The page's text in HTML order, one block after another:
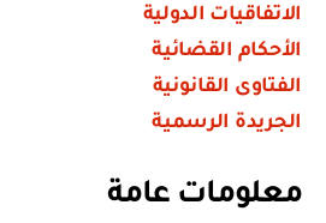
الاتفاقيات الدولية
الأحكام القضائية
الفتاوى القانونية
الجريدة الرسمية
معلومات عامة